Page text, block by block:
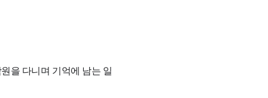
원을 다니며 기억에 남는 일